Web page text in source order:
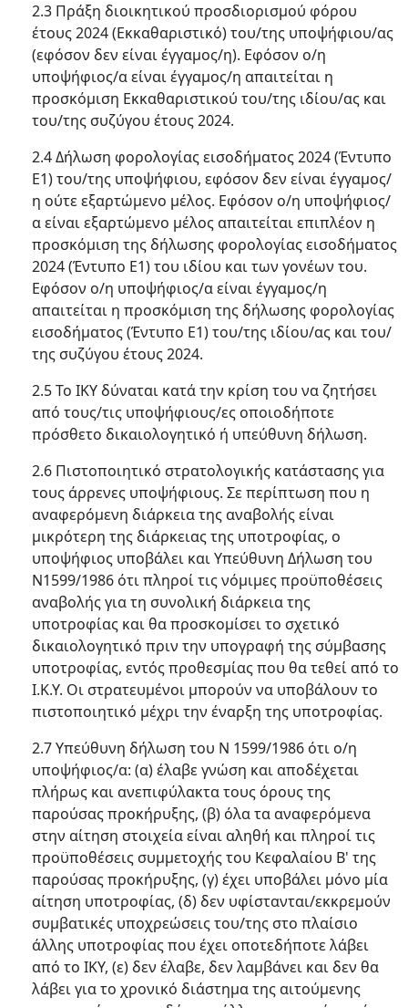
2.3 Πράξη διοικητικού προσδιορισμού φόρου
έτους 2024 (Εκκαθαριστικό) του/της υποψήφιου/ας
(εφόσον δεν είναι έγγαμος/η). Εφόσον ο/η
υποψήφιος/α είναι έγγαμος/η απαιτείται η
προσκόμιση Εκκαθαριστικού του/της ιδίου/ας και
του/της συζύγου έτους 2024.
2.4 Δήλωση φορολογίας εισοδήματος 2024 (Έντυπο
Ε1) του/της υποψήφιου, εφόσον δεν είναι έγγαμος/
η ούτε εξαρτώμενο μέλος. Εφόσον ο/η υποψήφιος/
α είναι εξαρτώμενο μέλος απαιτείται επιπλέον η
προσκόμιση της δήλωσης φορολογίας εισοδήματος
2024 (Έντυπο Ε1) του ιδίου και των γονέων του.
Εφόσον ο/η υποψήφιος/α είναι έγγαμος/η
απαιτείται η προσκόμιση της δήλωσης φορολογίας
εισοδήματος (Έντυπο Ε1) του/της ιδίου/ας και του/
της συζύγου έτους 2024.
2.5 Το ΙΚΥ δύναται κατά την κρίση του να ζητήσει
από τους/τις υποψήφιους/ες οποιοδήποτε
πρόσθετο δικαιολογητικό ή υπεύθυνη δήλωση.
2.6 Πιστοποιητικό στρατολογικής κατάστασης για
τους άρρενες υποψήφιους. Σε περίπτωση που η
αναφερόμενη διάρκεια της αναβολής είναι
μικρότερη της διάρκειας της υποτροφίας, ο
υποψήφιος υποβάλει και Υπεύθυνη Δήλωση του
Ν1599/1986 ότι πληροί τις νόμιμες προϋποθέσεις
αναβολής για τη συνολική διάρκεια της
υποτροφίας και θα προσκομίσει το σχετικό
δικαιολογητικό πριν την υπογραφή της σύμβασης
υποτροφίας, εντός προθεσμίας που θα τεθεί από το
Ι.Κ.Υ. Οι στρατευμένοι μπορούν να υποβάλουν το
πιστοποιητικό μέχρι την έναρξη της υποτροφίας.
2.7 Υπεύθυνη δήλωση του Ν 1599/1986 ότι ο/η
υποψήφιος/α: (α) έλαβε γνώση και αποδέχεται
πλήρως και ανεπιφύλακτα τους όρους της
παρούσας προκήρυξης, (β) όλα τα αναφερόμενα
στην αίτηση στοιχεία είναι αληθή και πληροί τις
προϋποθέσεις συμμετοχής του Κεφαλαίου Β' της
παρούσας προκήρυξης, (γ) έχει υποβάλει μόνο μία
αίτηση υποτροφίας, (δ) δεν υφίστανται/εκκρεμούν
συμβατικές υποχρεώσεις του/της στο πλαίσιο
άλλης υποτροφίας που έχει οποτεδήποτε λάβει
από το ΙΚΥ, (ε) δεν έλαβε, δεν λαμβάνει και δεν θα
λάβει για το χρονικό διάστημα της αιτούμενης